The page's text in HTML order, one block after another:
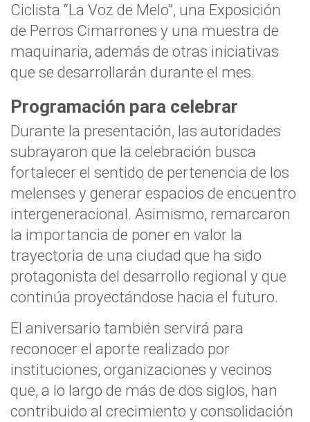
Ciclista “La Voz de Melo”, una Exposición
de Perros Cimarrones y una muestra de
maquinaria, además de otras iniciativas
que se desarrollarán durante el mes.
Programación para celebrar
Durante la presentación, las autoridades
subrayaron que la celebración busca
fortalecer el sentido de pertenencia de los
melenses y generar espacios de encuentro
intergeneracional. Asimismo, remarcaron
la importancia de poner en valor la
trayectoria de una ciudad que ha sido
protagonista del desarrollo regional y que
continúa proyectándose hacia el futuro.
El aniversario también servirá para
reconocer el aporte realizado por
instituciones, organizaciones y vecinos
que, a lo largo de más de dos siglos, han
contribuido al crecimiento y consolidación